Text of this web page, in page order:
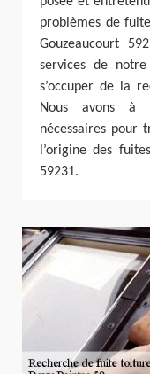
problèmes de
Gouzeaucourt
services de
s’occuper de la
Nous avons à
nécessaires pour
l’origine des
59231.